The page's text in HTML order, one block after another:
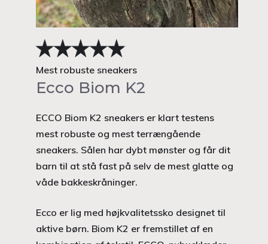
Mest robuste sneakers
Ecco Biom K2
ECCO Biom K2 sneakers er klart testens
mest robuste og mest terrængående
sneakers. Sålen har dybt mønster og får dit
barn til at stå fast på selv de mest glatte og
våde bakkeskråninger.
Ecco er lig med højkvalitetssko designet til
aktive børn. Biom K2 er fremstillet af en